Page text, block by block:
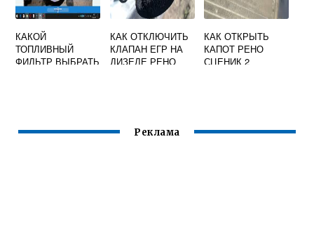
КАКОЙ
ТОПЛИВНЫЙ
ФИЛЬТР ВЫБРАТЬ
КАК ОТКЛЮЧИТЬ
КЛАПАН ЕГР НА
ДИЗЕЛЕ РЕНО
КАК ОТКРЫТЬ
КАПОТ РЕНО
СЦЕНИК 2
Реклама